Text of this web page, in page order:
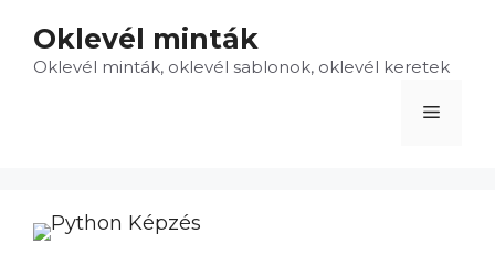
tartalomba
Oklevél minták
Oklevél minták, oklevél sablonok, oklevél keretek
Menü